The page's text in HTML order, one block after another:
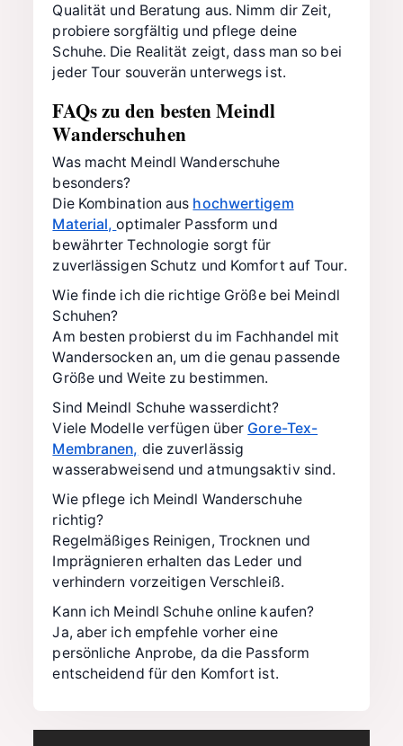
Qualität und Beratung aus. Nimm dir Zeit,
probiere sorgfältig und pflege deine
Schuhe. Die Realität zeigt, dass man so bei
jeder Tour souverän unterwegs ist.
FAQs zu den besten Meindl
Wanderschuhen
Was macht Meindl Wanderschuhe
besonders?
Die Kombination aus hochwertigem
Material,optimaler Passform und
bewährter Technologie sorgt für
zuverlässigen Schutz und Komfort auf Tour.
Wie finde ich die richtige Größe bei Meindl
Schuhen?
Am besten probierst du im Fachhandel mit
Wandersocken an, um die genau passende
Größe und Weite zu bestimmen.
Sind Meindl Schuhe wasserdicht?
Viele Modelle verfügen über Gore-Tex-
Membranen, die zuverlässig
wasserabweisend und atmungsaktiv sind.
Wie pflege ich Meindl Wanderschuhe
richtig?
Regelmäßiges Reinigen, Trocknen und
Imprägnieren erhalten das Leder und
verhindern vorzeitigen Verschleiß.
Kann ich Meindl Schuhe online kaufen?
Ja, aber ich empfehle vorher eine
persönliche Anprobe, da die Passform
entscheidend für den Komfort ist.